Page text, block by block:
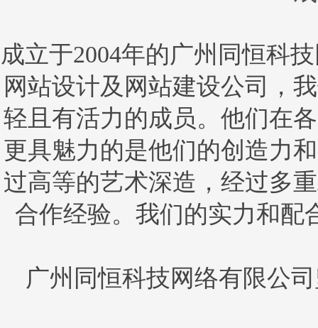
成立于2004年的广州同恒科
网站设计及网站建设公司，
轻且有活力的成员。他们在
更具魅力的是他们的创造力
过高等的艺术深造，经过多
合作经验。我们的实力和
广州同恒科技网络有限公